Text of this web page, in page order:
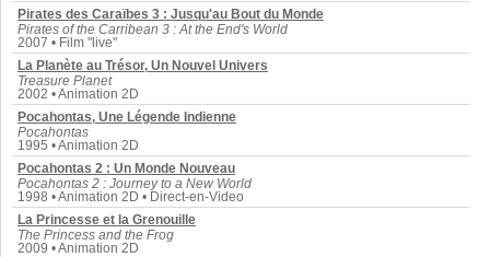
Pirates des Caraïbes 3 : Jusqu'au Bout du Monde
Pirates of the Carribean 3 : At the End's World
2007 • Film "live"
La Planète au Trésor, Un Nouvel Univers
Treasure Planet
2002 • Animation 2D
Pocahontas, Une Légende Indienne
Pocahontas
1995 • Animation 2D
Pocahontas 2 : Un Monde Nouveau
Pocahontas 2 : Journey to a New World
1998 • Animation 2D • Direct-en-Video
La Princesse et la Grenouille
The Princess and the Frog
2009 • Animation 2D